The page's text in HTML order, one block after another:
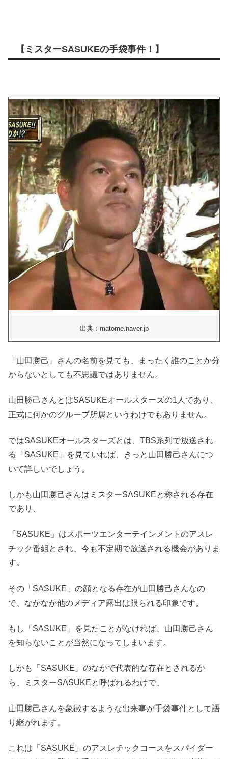
【ミスターSASUKEの手袋事件！】
出典：matome.naver.jp
「山田勝己」さんの名前を見ても、まったく誰のことか分
からないとしても不思議ではありません。
山田勝己さんとはSASUKEオールスターズの1人であり、
正式に何かのグループ所属というわけでもありません。
ではSASUKEオールスターズとは、TBS系列で放送され
る「SASUKE」を見ていれば、きっと山田勝己さんにつ
いて詳しいでしょう。
しかも山田勝己さんはミスターSASUKEと称される存在
であり、
「SASUKE」はスポーツエンターテインメントのアスレ
チック番組とされ、今も不定期で放送される機会がありま
す。
その「SASUKE」の顔となる存在が山田勝己さんなの
で、なかなか他のメディア露出は限られる印象です。
もし「SASUKE」を見たことがなければ、山田勝己さん
を知らないことが当然になってしまいます。
しかも「SASUKE」のなかで代表的な存在とされるか
ら、ミスターSASUKEと呼ばれるわけで、
山田勝己さんを象徴するような出来事が手袋事件として語
り継がれます。
これは「SASUKE」のアスレチックコースをスパイダー